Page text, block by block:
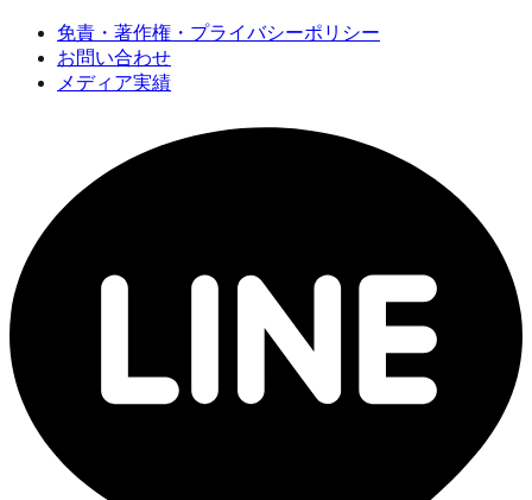
免責・著作権・プライバシーポリシー
お問い合わせ
メディア実績